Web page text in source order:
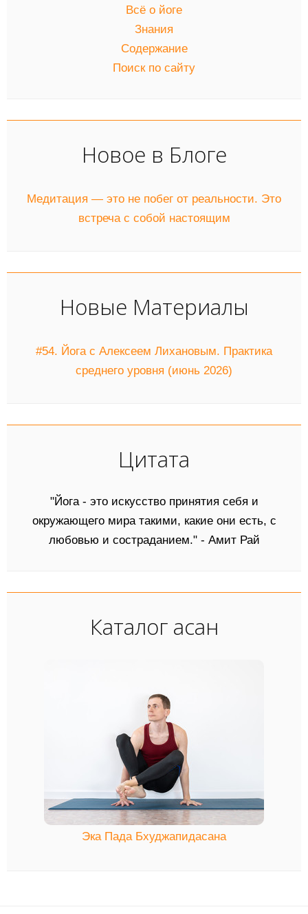
Всё о йоге
Знания
Содержание
Поиск по сайту
Новое в Блоге
Медитация — это не побег от реальности. Это
встреча с собой настоящим
Новые Материалы
#54. Йога с Алексеем Лихановым. Практика
среднего уровня (июнь 2026)
Цитата
"Йога - это искусство принятия себя и
окружающего мира такими, какие они есть, с
любовью и состраданием." - Амит Рай
Каталог асан
Эка Пада Бхуджапидасана